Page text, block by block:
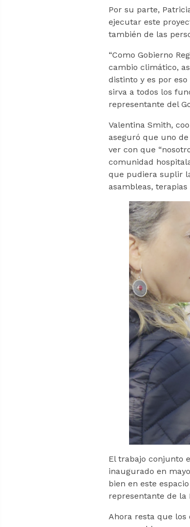
Por su parte,
ejecutar este
también de las
“Como Gobierno
cambio climático,
distinto y es por
sirva a todos los
representante del
Valentina Smith,
aseguró que uno
ver con que
comunidad
que pudiera suplir
asambleas, terapias
El trabajo conjunto
inaugurado en
bien en este
representante de la
Ahora resta que los